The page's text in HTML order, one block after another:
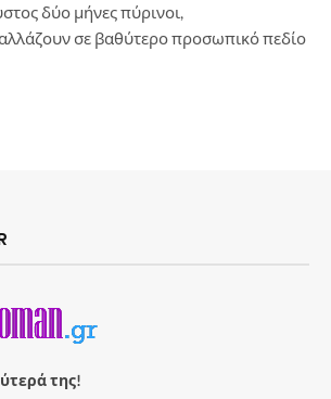
δύο μήνες πύρινοι,
σε βαθύτερο προσωπικό πεδίο
της!